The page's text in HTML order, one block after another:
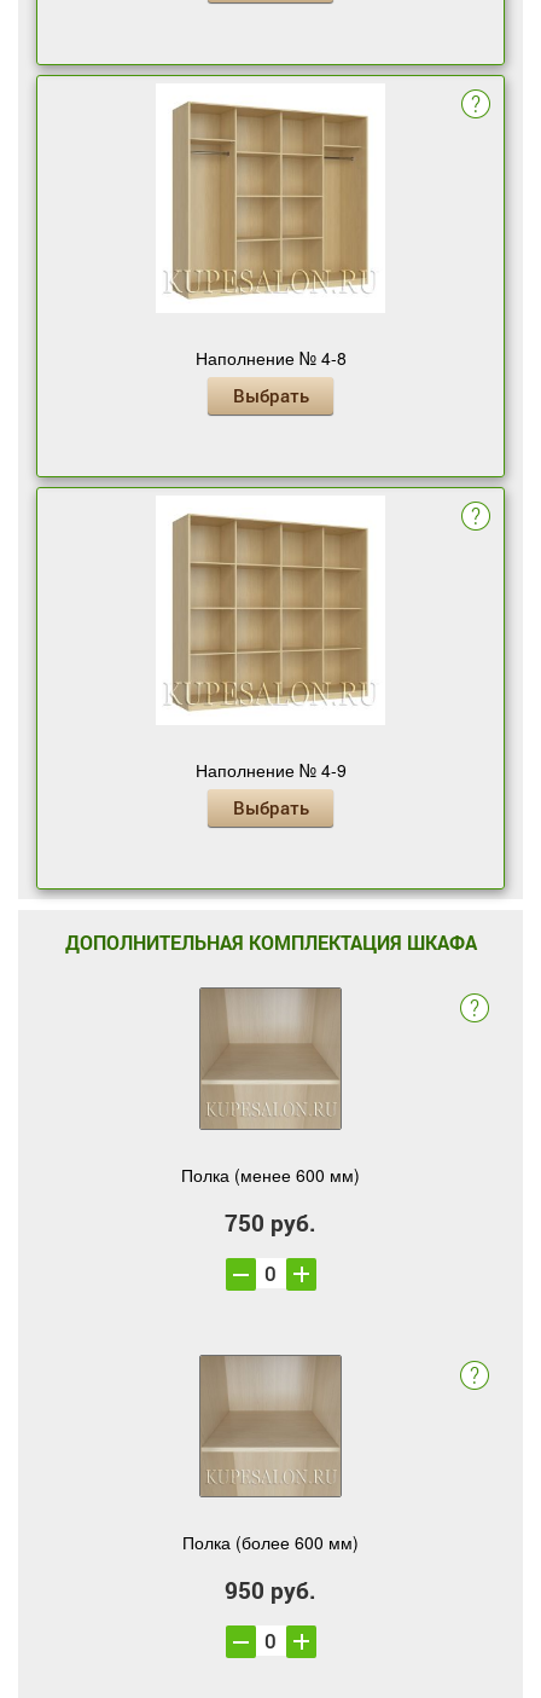
Наполнение № 4-8
Выбрать
Наполнение № 4-9
Выбрать
ДОПОЛНИТЕЛЬНАЯ КОМПЛЕКТАЦИЯ ШКАФА
Полка (менее 600 мм)
750 руб.
Полка (более 600 мм)
950 руб.